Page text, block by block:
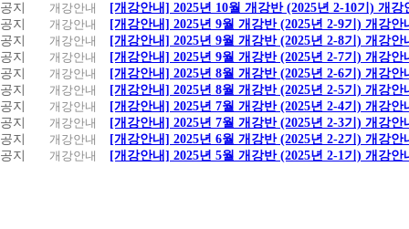
공지
개강안내
[개강안내] 2025년 10월 개강반 (2025년 2-10기) 개강
공지
개강안내
[개강안내] 2025년 9월 개강반 (2025년 2-9기) 개강안
공지
개강안내
[개강안내] 2025년 9월 개강반 (2025년 2-8기) 개강안
공지
개강안내
[개강안내] 2025년 9월 개강반 (2025년 2-7기) 개강안
공지
개강안내
[개강안내] 2025년 8월 개강반 (2025년 2-6기) 개강안
공지
개강안내
[개강안내] 2025년 8월 개강반 (2025년 2-5기) 개강안
공지
개강안내
[개강안내] 2025년 7월 개강반 (2025년 2-4기) 개강안
공지
개강안내
[개강안내] 2025년 7월 개강반 (2025년 2-3기) 개강안
공지
개강안내
[개강안내] 2025년 6월 개강반 (2025년 2-2기) 개강안
공지
개강안내 [개강안내] 2025년 5월 개강반 (2025년 2-1기) 개강안